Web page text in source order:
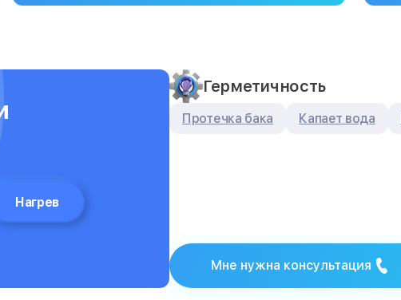
Нагрев
Герметичность
Протечка бака Капает вода
Мне нужна консультация